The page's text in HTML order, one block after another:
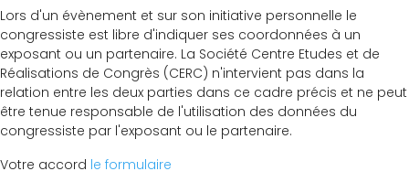
Lors d'un évènement et sur son initiative personnelle le
congressiste est libre d'indiquer ses coordonnées à un
exposant ou un partenaire. La Société Centre Etudes et de
Réalisations de Congrès (CERC) n'intervient pas dans la
relation entre les deux parties dans ce cadre précis et ne peut
être tenue responsable de l'utilisation des données du
congressiste par l'exposant ou le partenaire.
Votre accord le formulaire